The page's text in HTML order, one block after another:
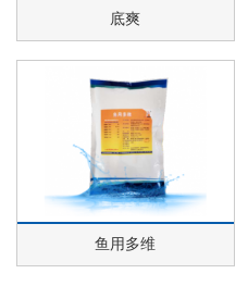
底爽
鱼用多维